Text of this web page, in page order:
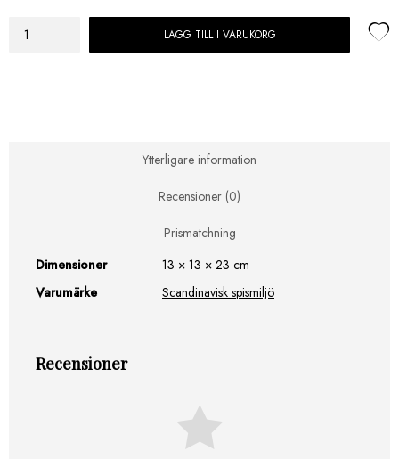
Rais
LÄGG TILL I VARUKORG
Ytterligare information
Recensioner (0)
Prismatchning
Dimensioner
13 × 13 × 23 cm
Varumärke
Scandinavisk spismiljö
Recensioner